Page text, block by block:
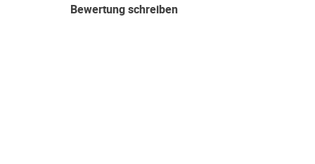
Bewertung schreiben